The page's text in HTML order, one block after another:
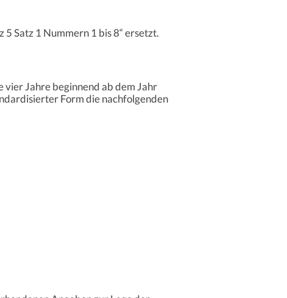
Satz 1 Nummern 1 bis 8“ ersetzt.
Jahre beginnend ab dem Jahr
Form die nachfolgenden